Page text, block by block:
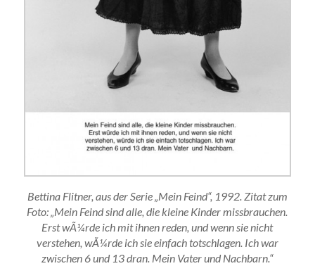
Bettina Flitner, aus der Serie „Mein Feind“, 1992. Zitat zum
Foto: „Mein Feind sind alle, die kleine Kinder missbrauchen.
Erst wÃ¼rde ich mit ihnen reden, und wenn sie nicht
verstehen, wÃ¼rde ich sie einfach totschlagen. Ich war
zwischen 6 und 13 dran. Mein Vater und Nachbarn.“